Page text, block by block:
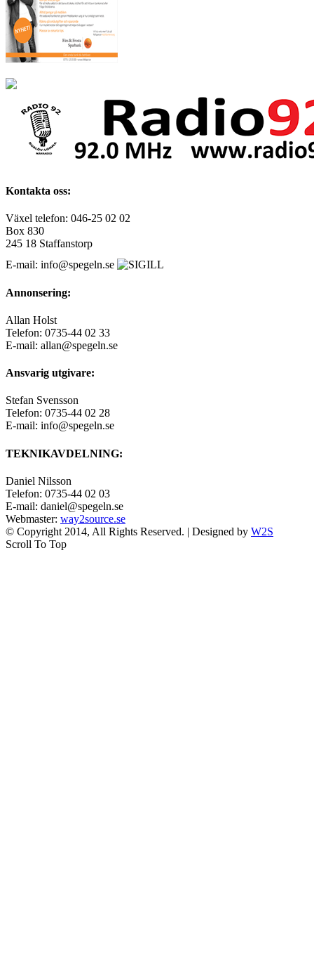
Kontakta oss:
Växel telefon: 046-25 02 02
Box 830
245 18 Staffanstorp
E-mail: info@spegeln.se
Annonsering:
Allan Holst
Telefon: 0735-44 02 33
E-mail: allan@spegeln.se
Ansvarig utgivare:
Stefan Svensson
Telefon: 0735-44 02 28
E-mail: info@spegeln.se
TEKNIKAVDELNING:
Daniel Nilsson
Telefon: 0735-44 02 03
E-mail: daniel@spegeln.se
Webmaster: way2source.se
© Copyright 2014, All Rights Reserved. | Designed by W2S
Scroll To Top